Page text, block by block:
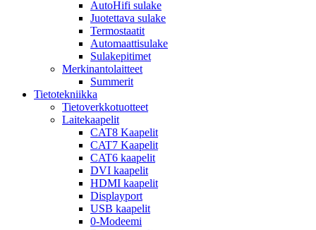
AutoHifi sulake
Juotettava sulake
Termostaatit
Automaattisulake
Sulakepitimet
Merkinantolaitteet
Summerit
Tietotekniikka
Tietoverkkotuotteet
Laitekaapelit
CAT8 Kaapelit
CAT7 Kaapelit
CAT6 kaapelit
DVI kaapelit
HDMI kaapelit
Displayport
USB kaapelit
0-Modeemi